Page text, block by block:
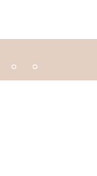
。